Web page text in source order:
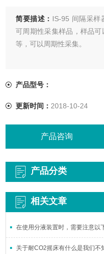
简要描述： IS-95 间隔采样
可周期性采集样品，样品
等，可以周期性采集。
产品型号：
更新时间： 2018-10-24
产品咨询
产品分类
相关文章
在使用分液装置时，需要注意以
关于耐CO2摇床有什么是我们不